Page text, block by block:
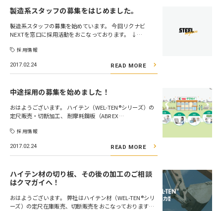
製造系スタッフの募集をはじめました。
製造系スタッフの募集を始めています。 今回リクナビ
NEXTを窓口に採用活動をおこなっております。 ↓…
採用情報
2017.02.24 READ MORE
中途採用の募集を始めました！
おはようございます。 ハイテン（WEL-TEN®シリーズ）の
定尺販売・切断加工、 耐摩耗鋼板（ABREX…
採用情報
2017.02.24 READ MORE
ハイテン材の切り板、その後の加工のご相談
はクマガイへ！
おはようございます。 弊社はハイテン材（WEL-TEN®シリ
ーズ）の定尺在庫販売、切断販売をおこなっております…